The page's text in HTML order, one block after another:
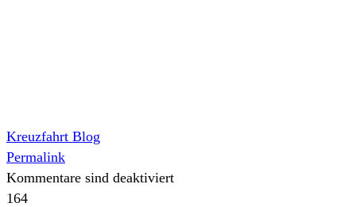
Kreuzfahrt Blog
Permalink
Kommentare sind deaktiviert
164